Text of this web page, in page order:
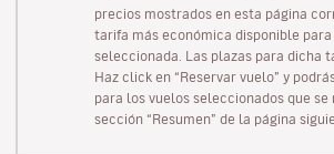
precios mostrados en esta página
tarifa más económica disponible para
seleccionada. Las plazas para dicha
Haz click en “Reservar vuelo” y
para los vuelos seleccionados que se
sección “Resumen” de la página